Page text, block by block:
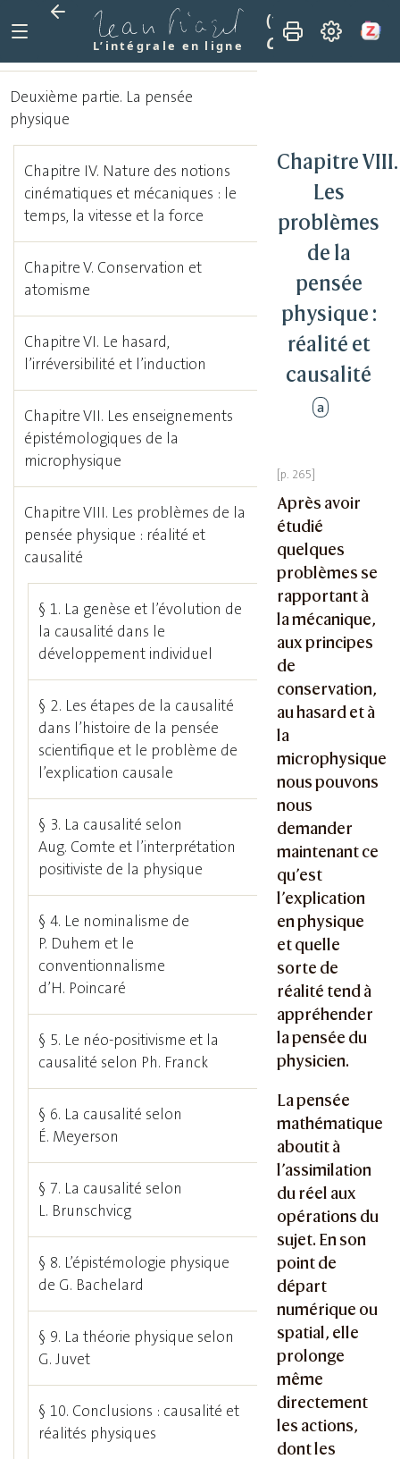
L’intégrale en ligne
(1950)
Chapitre VIII.
Chapitre VIII.
Les
problèmes
de la
pensée
physique :
réalité et
causalité
a
Après avoir
étudié
quelques
problèmes se
rapportant à
la mécanique,
aux principes
de
conservation,
au hasard et à
la
microphysique
nous pouvons
nous
demander
maintenant ce
qu’est
l’explication
en physique
et quelle
sorte de
réalité tend à
appréhender
la pensée du
physicien.
La pensée
mathématique
aboutit à
l’assimilation
du réel aux
opérations du
sujet. En son
point de
départ
numérique ou
spatial, elle
prolonge
même
directement
les actions,
dont les
Deuxième partie. La pensée
physique
Chapitre IV. Nature des notions
cinématiques et mécaniques : le
temps, la vitesse et la force
Chapitre V. Conservation et
atomisme
Chapitre VI. Le hasard,
l’irréversibilité et l’induction
Chapitre VII. Les enseignements
épistémologiques de la
microphysique
Chapitre VIII. Les problèmes de la
pensée physique : réalité et
causalité
§ 1. La genèse et l’évolution de
la causalité dans le
développement individuel
§ 2. Les étapes de la causalité
dans l’histoire de la pensée
scientifique et le problème de
l’explication causale
§ 3. La causalité selon
Aug. Comte et l’interprétation
positiviste de la physique
§ 4. Le nominalisme de
P. Duhem et le
conventionnalisme
d’H. Poincaré
§ 5. Le néo-positivisme et la
causalité selon Ph. Franck
§ 6. La causalité selon
É. Meyerson
§ 7. La causalité selon
L. Brunschvicg
§ 8. L’épistémologie physique
de G. Bachelard
§ 9. La théorie physique selon
G. Juvet
§ 10. Conclusions : causalité et
réalités physiques